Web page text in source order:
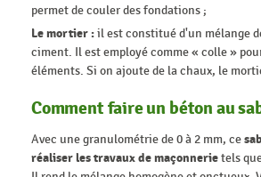
permet de couler des fondations ;
Le mortier :il est constitué d'un mélange
ciment. Il est employé comme « colle »
éléments. Si on ajoute de la chaux, le
Comment faire un béton au
Avec une granulométrie de 0 à 2 mm, ce
réaliser les travaux de maçonnerietels